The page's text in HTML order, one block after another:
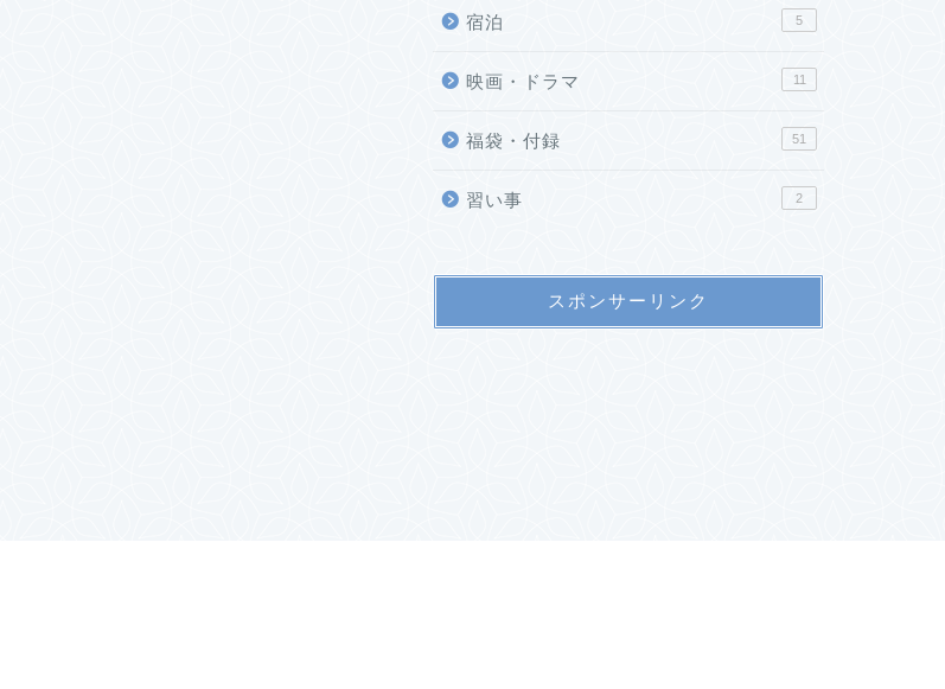
宿泊 5
映画・ドラマ 11
福袋・付録 51
習い事 2
スポンサーリンク